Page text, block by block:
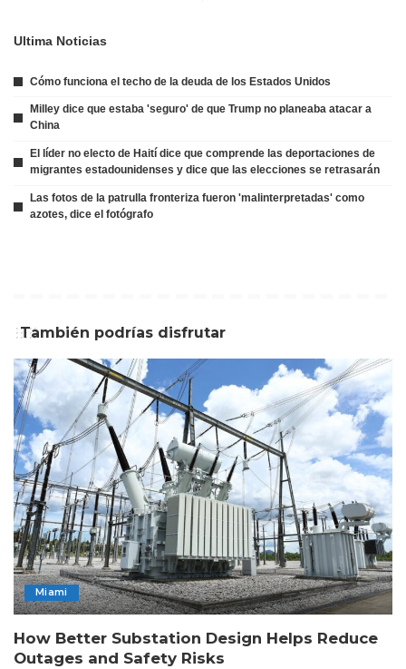
Ultima Noticias
Cómo funciona el techo de la deuda de los Estados Unidos
Milley dice que estaba 'seguro' de que Trump no planeaba atacar a
China
El líder no electo de Haití dice que comprende las deportaciones de
migrantes estadounidenses y dice que las elecciones se retrasarán
Las fotos de la patrulla fronteriza fueron 'malinterpretadas' como
azotes, dice el fotógrafo
También podrías disfrutar
Miami
How Better Substation Design Helps Reduce
Outages and Safety Risks